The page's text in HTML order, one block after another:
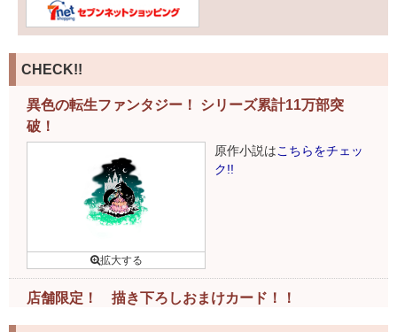
CHECK!!
異色の転生ファンタジー！ シリーズ累計11万部突
破！
原作小説はこちらをチェッ
ク!!
店舗限定！ 描き下ろしおまけカード！！
下記書店様で書籍ご購入のお客様には、特製おまけカードが